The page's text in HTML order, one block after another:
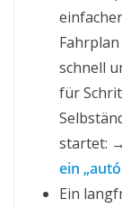
schnell
für
startet: →
ein
Ein